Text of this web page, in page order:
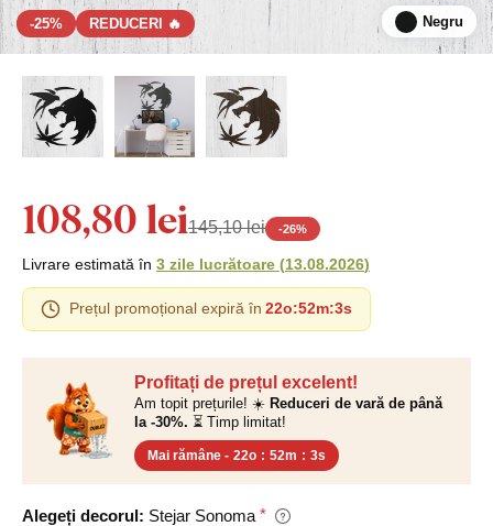
-25% REDUCERI 🔥 Negru
Profitați de prețul excelent!
Am topit prețurile! ☀️ Reduceri de vară de până
la -30%. ⏳ Timp limitat!
Mai rămâne - 22o : 52m : 2s
Alegeți decorul: Stejar Sonoma
108,80 lei145,10 lei -26%
Livrare estimată în 3 zile lucrătoare (13.08.2026)
Prețul promoțional expiră în 22o:52m:2s